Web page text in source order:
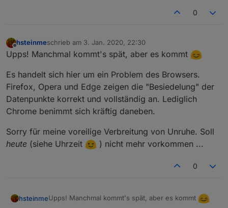
.12
-2. type :
audio
.12
http://www.swissradio.ch/streams/
.12 -3. Name : RTS Espace
.12-3. id :
12.3
.12 -3.isaudio : 1
.12-3. type : audio
0
Offline
hsteinmeschrieb am 3. Jan. 2020, 22:30
zuletzt editiert von
Upps! Manchmal kommt's spät, aber es kommt
Es handelt sich hier um ein Problem des Browsers.
Firefox, Opera und Edge zeigen die "Besiedelung" der
Datenpunkte korrekt und vollständig an. Lediglich
Chrome benimmt sich kräftig daneben.
Sorry für meine voreilige Verbreitung von Unruhe. Soll
heute (siehe Uhrzeit ) nicht mehr vorkommen ...
0
hsteinmeUpps! Manchmal kommt's spät, aber es kommt